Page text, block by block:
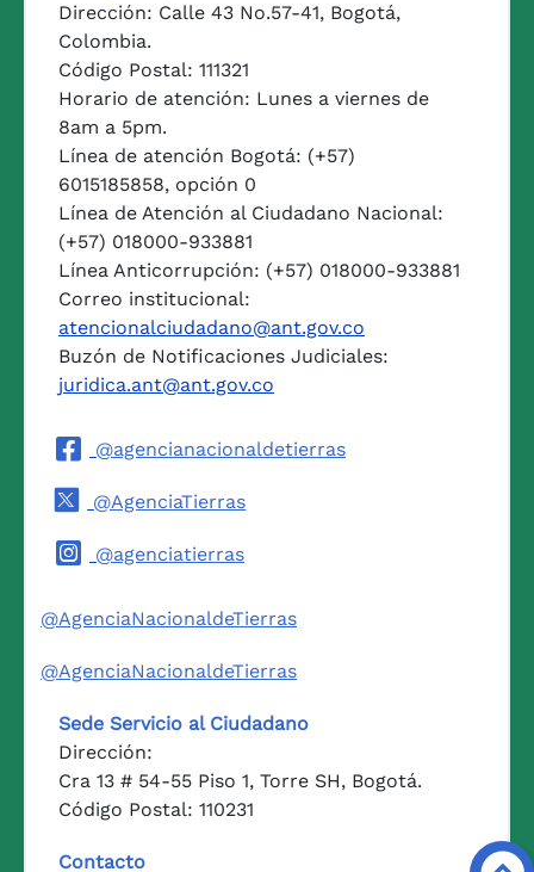
Dirección: Calle 43 No.57-41, Bogotá,
Colombia.
Código Postal: 111321
Horario de atención: Lunes a viernes de
8am a 5pm.
Línea de atención Bogotá: (+57)
6015185858, opción 0
Línea de Atención al Ciudadano Nacional:
(+57) 018000-933881
Línea Anticorrupción: (+57) 018000-933881
Correo institucional:
atencionalciudadano@ant.gov.co
Buzón de Notificaciones Judiciales:
juridica.ant@ant.gov.co
@agencianacionaldetierras
@AgenciaTierras
@agenciatierras
@AgenciaNacionaldeTierras
@AgenciaNacionaldeTierras
Sede Servicio al Ciudadano
Dirección:
Cra 13 # 54-55 Piso 1, Torre SH, Bogotá.
Código Postal: 110231
Contacto